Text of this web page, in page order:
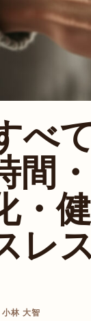
べ
間
・
レ
林 大智